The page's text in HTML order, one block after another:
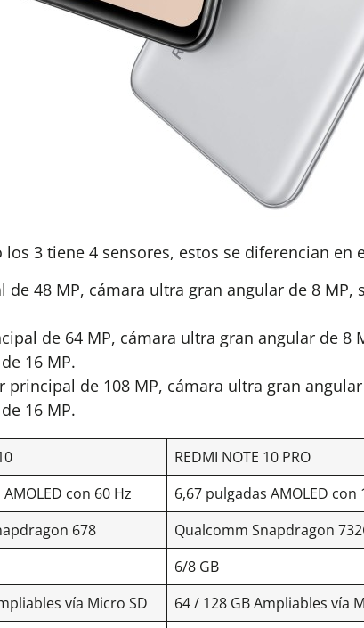
3 tiene 4 sensores, estos se diferencian
de 48 MP, cámara ultra gran angular de 8
de 64 MP, cámara ultra gran angular de 8
16 MP.
principal de 108 MP, cámara ultra gran
16 MP.
REDMI NOTE 10 PRO
con 60 Hz 6,67 pulgadas AMOLED con
678 Qualcomm Snapdragon
6/8 GB
vía Micro SD 64 / 128 GB Ampliables vía